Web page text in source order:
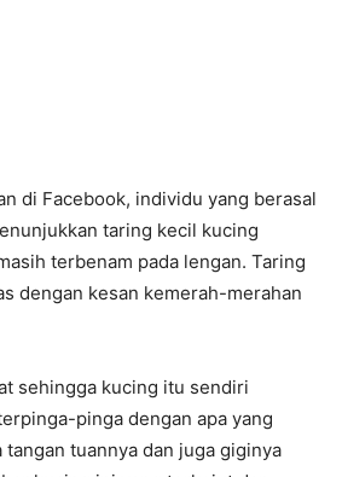
di Facebook, individu yang berasal
taring kecil kucing
terbenam pada lengan. Taring
dengan kesan kemerah-merahan
sehingga kucing itu sendiri
pinga dengan apa yang
tuannya dan juga giginya